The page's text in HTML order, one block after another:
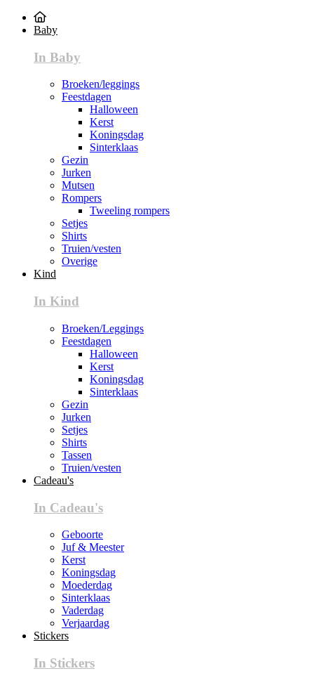
Baby
In Baby
Broeken/leggings
Feestdagen
Halloween
Kerst
Koningsdag
Sinterklaas
Gezin
Jurken
Mutsen
Rompers
Tweeling rompers
Setjes
Shirts
Truien/vesten
Overige
Kind
In Kind
Broeken/Leggings
Feestdagen
Halloween
Kerst
Koningsdag
Sinterklaas
Gezin
Jurken
Setjes
Shirts
Tassen
Truien/vesten
Cadeau's
In Cadeau's
Geboorte
Juf & Meester
Kerst
Koningsdag
Moederdag
Sinterklaas
Vaderdag
Verjaardag
Stickers
In Stickers